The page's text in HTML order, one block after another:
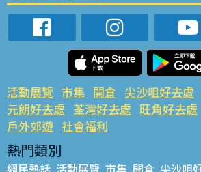
活動展覽 市集 開倉 尖沙咀好去處
元朗好去處 荃灣好去處 旺角好去處
戶外郊遊 社會福利
熱門類別